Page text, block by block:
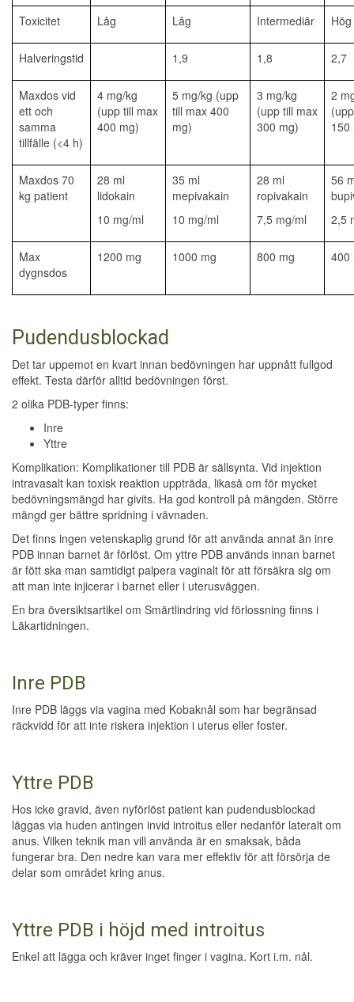
Toxicitet Låg Låg Intermediär Hög
Halveringstid 1,9 1,8 2,7
Maxdos vid
ett och
samma
tillfälle (<4 h)
4 mg/kg
(upp till max
400 mg)
5 mg/kg (upp
till max 400
mg)
3 mg/kg
(upp till max
300 mg)
2
150
Maxdos 70
kg patient
28 ml
lidokain
10 mg/ml
35 ml
mepivakain
10 mg/ml
28 ml
ropivakain
7,5 mg/ml
56
2,5
Max
dygnsdos
1200 mg 1000 mg 800 mg 400
Pudendusblockad
Det tar uppemot en kvart innan bedövningen har uppnått fullgod
effekt. Testa därför alltid bedövningen först.
2 olika PDB-typer finns:
Inre
Yttre
Komplikation: Komplikationer till PDB är sällsynta. Vid injektion
intravasalt kan toxisk reaktion uppträda, likaså om för mycket
bedövningsmängd har givits. Ha god kontroll på mängden. Större
mängd ger bättre spridning i vävnaden.
Det finns ingen vetenskaplig grund för att använda annat än inre
PDB innan barnet är förlöst. Om yttre PDB används innan barnet
är fött ska man samtidigt palpera vaginalt för att försäkra sig om
att man inte injicerar i barnet eller i uterusväggen.
En bra översiktsartikel om Smärtlindring vid förlossning finns i
Läkartidningen.
Inre PDB
Inre PDB läggs via vagina med Kobaknål som har begränsad
räckvidd för att inte riskera injektion i uterus eller foster.
Yttre PDB
Hos icke gravid, även nyförlöst patient kan pudendusblockad
läggas via huden antingen invid introitus eller nedanför lateralt om
anus. Vilken teknik man vill använda är en smaksak, båda
fungerar bra. Den nedre kan vara mer effektiv för att försörja de
delar som området kring anus.
Yttre PDB i höjd med introitus
Enkel att lägga och kräver inget finger i vagina. Kort i.m. nål.